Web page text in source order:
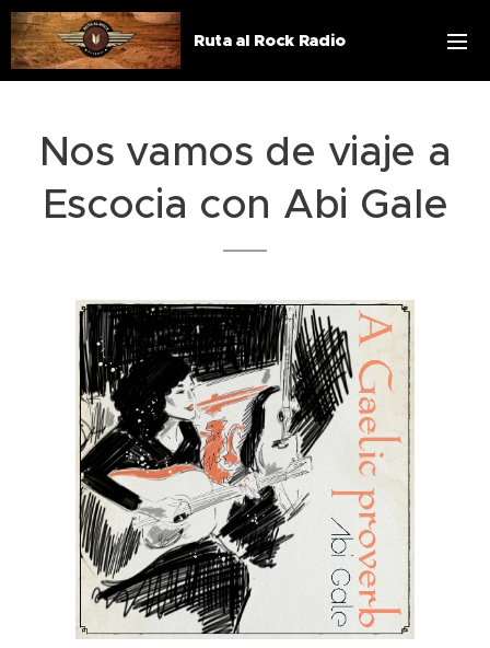
Ruta al Rock Radio
Nos vamos de viaje a
Escocia con Abi Gale